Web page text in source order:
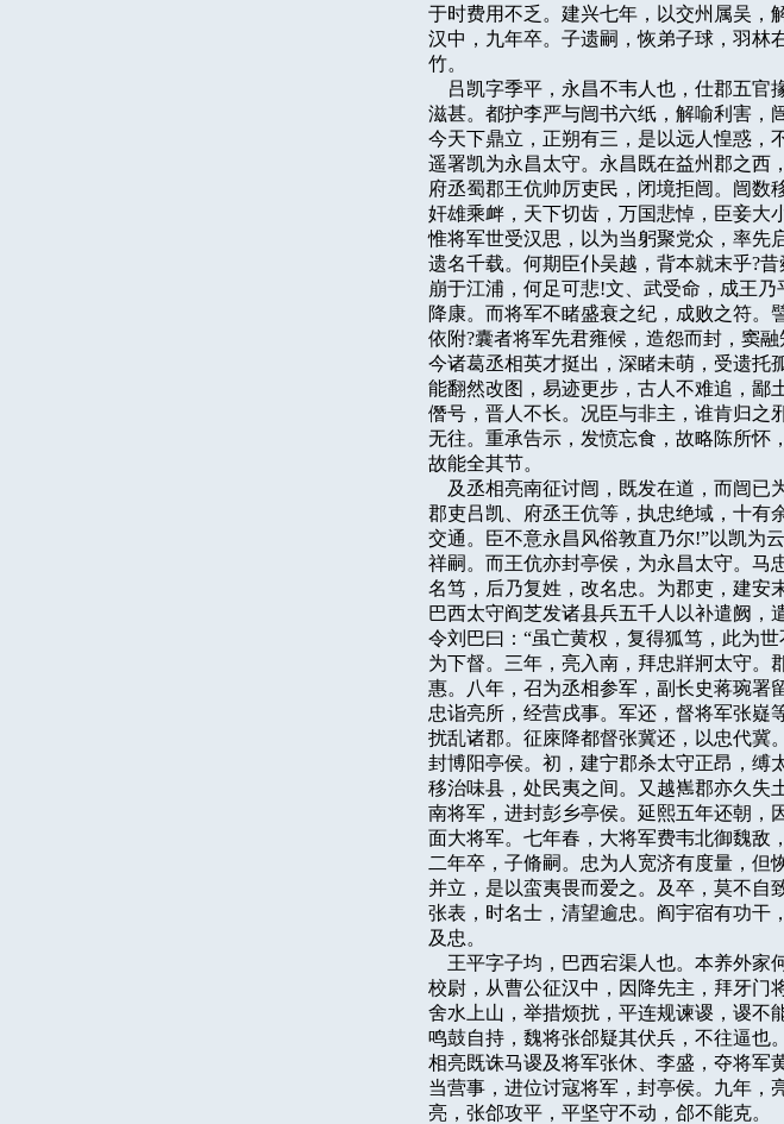
于时费用不乏。建兴七年，以交州属吴，
汉中，九年卒。子遗嗣，恢弟子球，羽林
竹。
吕凯字季平，永昌不韦人也，仕郡五
滋甚。都护李严与闿书六纸，解喻利害，
今天下鼎立，正朔有三，是以远人惶惑，
遥署凯为永昌太守。永昌既在益州郡之西
府丞蜀郡王伉帅厉吏民，闭境拒闿。闿数
奸雄乘衅，天下切齿，万国悲悼，臣妾大
惟将军世受汉思，以为当躬聚党众，率先
遗名千载。何期臣仆吴越，背本就末乎?
崩于江浦，何足可悲!文、武受命，成王
降康。而将军不睹盛衰之纪，成败之符。
依附?囊者将军先君雍候，造怨而封，窦
今诸葛丞相英才挺出，深睹未萌，受遗托
能翻然改图，易迹更步，古人不难追，鄙
僭号，晋人不长。况臣与非主，谁肯归之
无往。重承告示，发愤忘食，故略陈所怀
故能全其节。
及丞相亮南征讨闿，既发在道，而闿
郡吏吕凯、府丞王伉等，执忠绝域，十有
交通。臣不意永昌风俗敦直乃尔!”以凯为
祥嗣。而王伉亦封亭侯，为永昌太守。马
名笃，后乃复姓，改名忠。为郡吏，建安
巴西太守阎芝发诸县兵五千人以补遣阙，
令刘巴曰：“虽亡黄权，复得狐笃，此为
为下督。三年，亮入南，拜忠牂牁太守。
惠。八年，召为丞相参军，副长史蒋琬署
忠诣亮所，经营戌事。军还，督将军张嶷
扰乱诸郡。征庲降都督张冀还，以忠代冀
封博阳亭侯。初，建宁郡杀太守正昂，缚
移治味县，处民夷之间。又越嶲郡亦久失
南将军，进封彭乡亭侯。延熙五年还朝，
面大将军。七年春，大将军费韦北御魏敌
二年卒，子脩嗣。忠为人宽济有度量，但
并立，是以蛮夷畏而爱之。及卒，莫不自
张表，时名士，清望逾忠。阎宇宿有功干
及忠。
王平字子均，巴西宕渠人也。本养外
校尉，从曹公征汉中，因降先主，拜牙门
舍水上山，举措烦扰，平连规谏谡，谡不
鸣鼓自持，魏将张郃疑其伏兵，不往逼也
相亮既诛马谡及将军张休、李盛，夺将军
当营事，进位讨寇将军，封亭侯。九年，
亮，张郃攻平，平坚守不动，郃不能克。